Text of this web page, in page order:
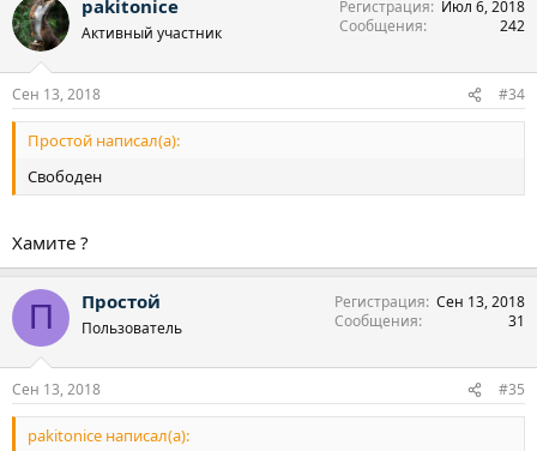
pakitonice
Активный участник
Регистрация
Июл 6, 2018
Сообщения
242
Сен 13, 2018 #34
Простой написал(а):
Свободен
Хамите ?
П Простой
Пользователь
Регистрация Сен 13, 2018
Сообщения
31
Сен 13, 2018 #35
pakitonice написал(а):